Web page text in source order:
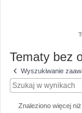
Tematy bez
Wyszukiwanie
Znaleziono więcej